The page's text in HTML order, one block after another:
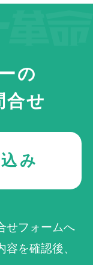
の
合せ
み
せフォームへ
を確認後、